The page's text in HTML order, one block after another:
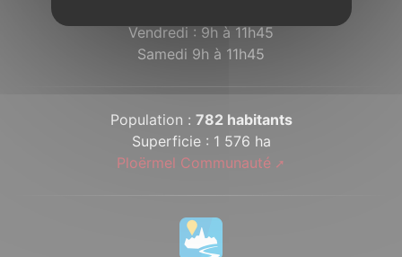
Vendredi : 9h à 11h45
Samedi 9h à 11h45
Population : 782 habitants
Superficie : 1 576 ha
Ploërmel Communauté